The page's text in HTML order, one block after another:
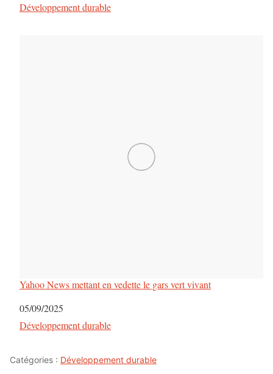
Par rapport à
Développement durable
Yahoo News mettant en vedette le gars vert vivant
Date
05/09/2025
Par rapport à
Développement durable
Catégories : Développement durable